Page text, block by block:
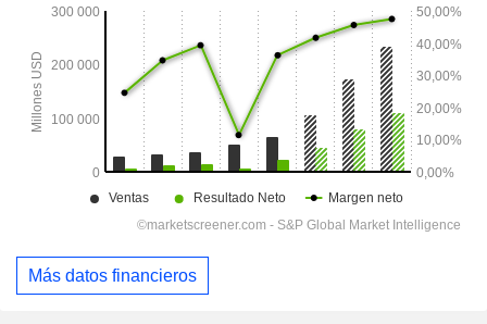
Más datos financieros